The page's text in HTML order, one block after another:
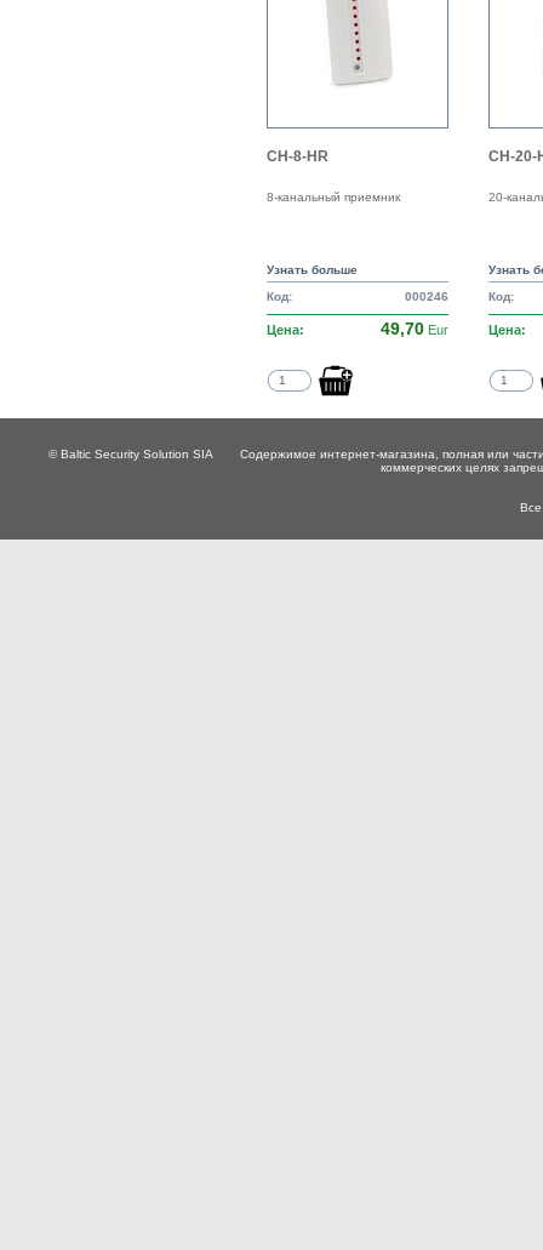
CH-8-HR
8-канальный приемник
Узнать больше
Код:
000246
Цена: 49,70 Eur
CH-20-
20-
Узнать
Код:
Цена:
© Baltic Security Solution SIA
Содержимое интернет-магазина, полная или
коммерческих целях